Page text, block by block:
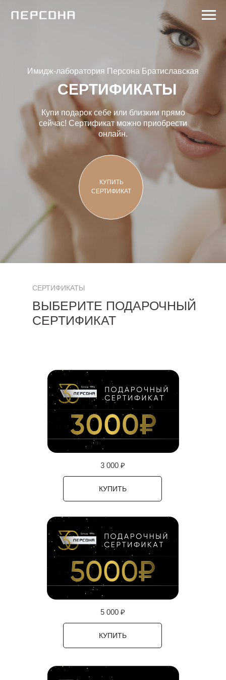
КУПИТЬ
СЕРТИФИКАТ
СЕРТИФИКАТЫ
Купи подарок себе или близким прямо
сейчас! Сертификат можно приобрести
онлайн.
Имидж-лаборатория Персона Братиславская
СЕРТИФИКАТЫ
ВЫБЕРИТЕ ПОДАРОЧНЫЙ
СЕРТИФИКАТ
КУПИТЬ
КУПИТЬ
3 000 ₽
5 000 ₽